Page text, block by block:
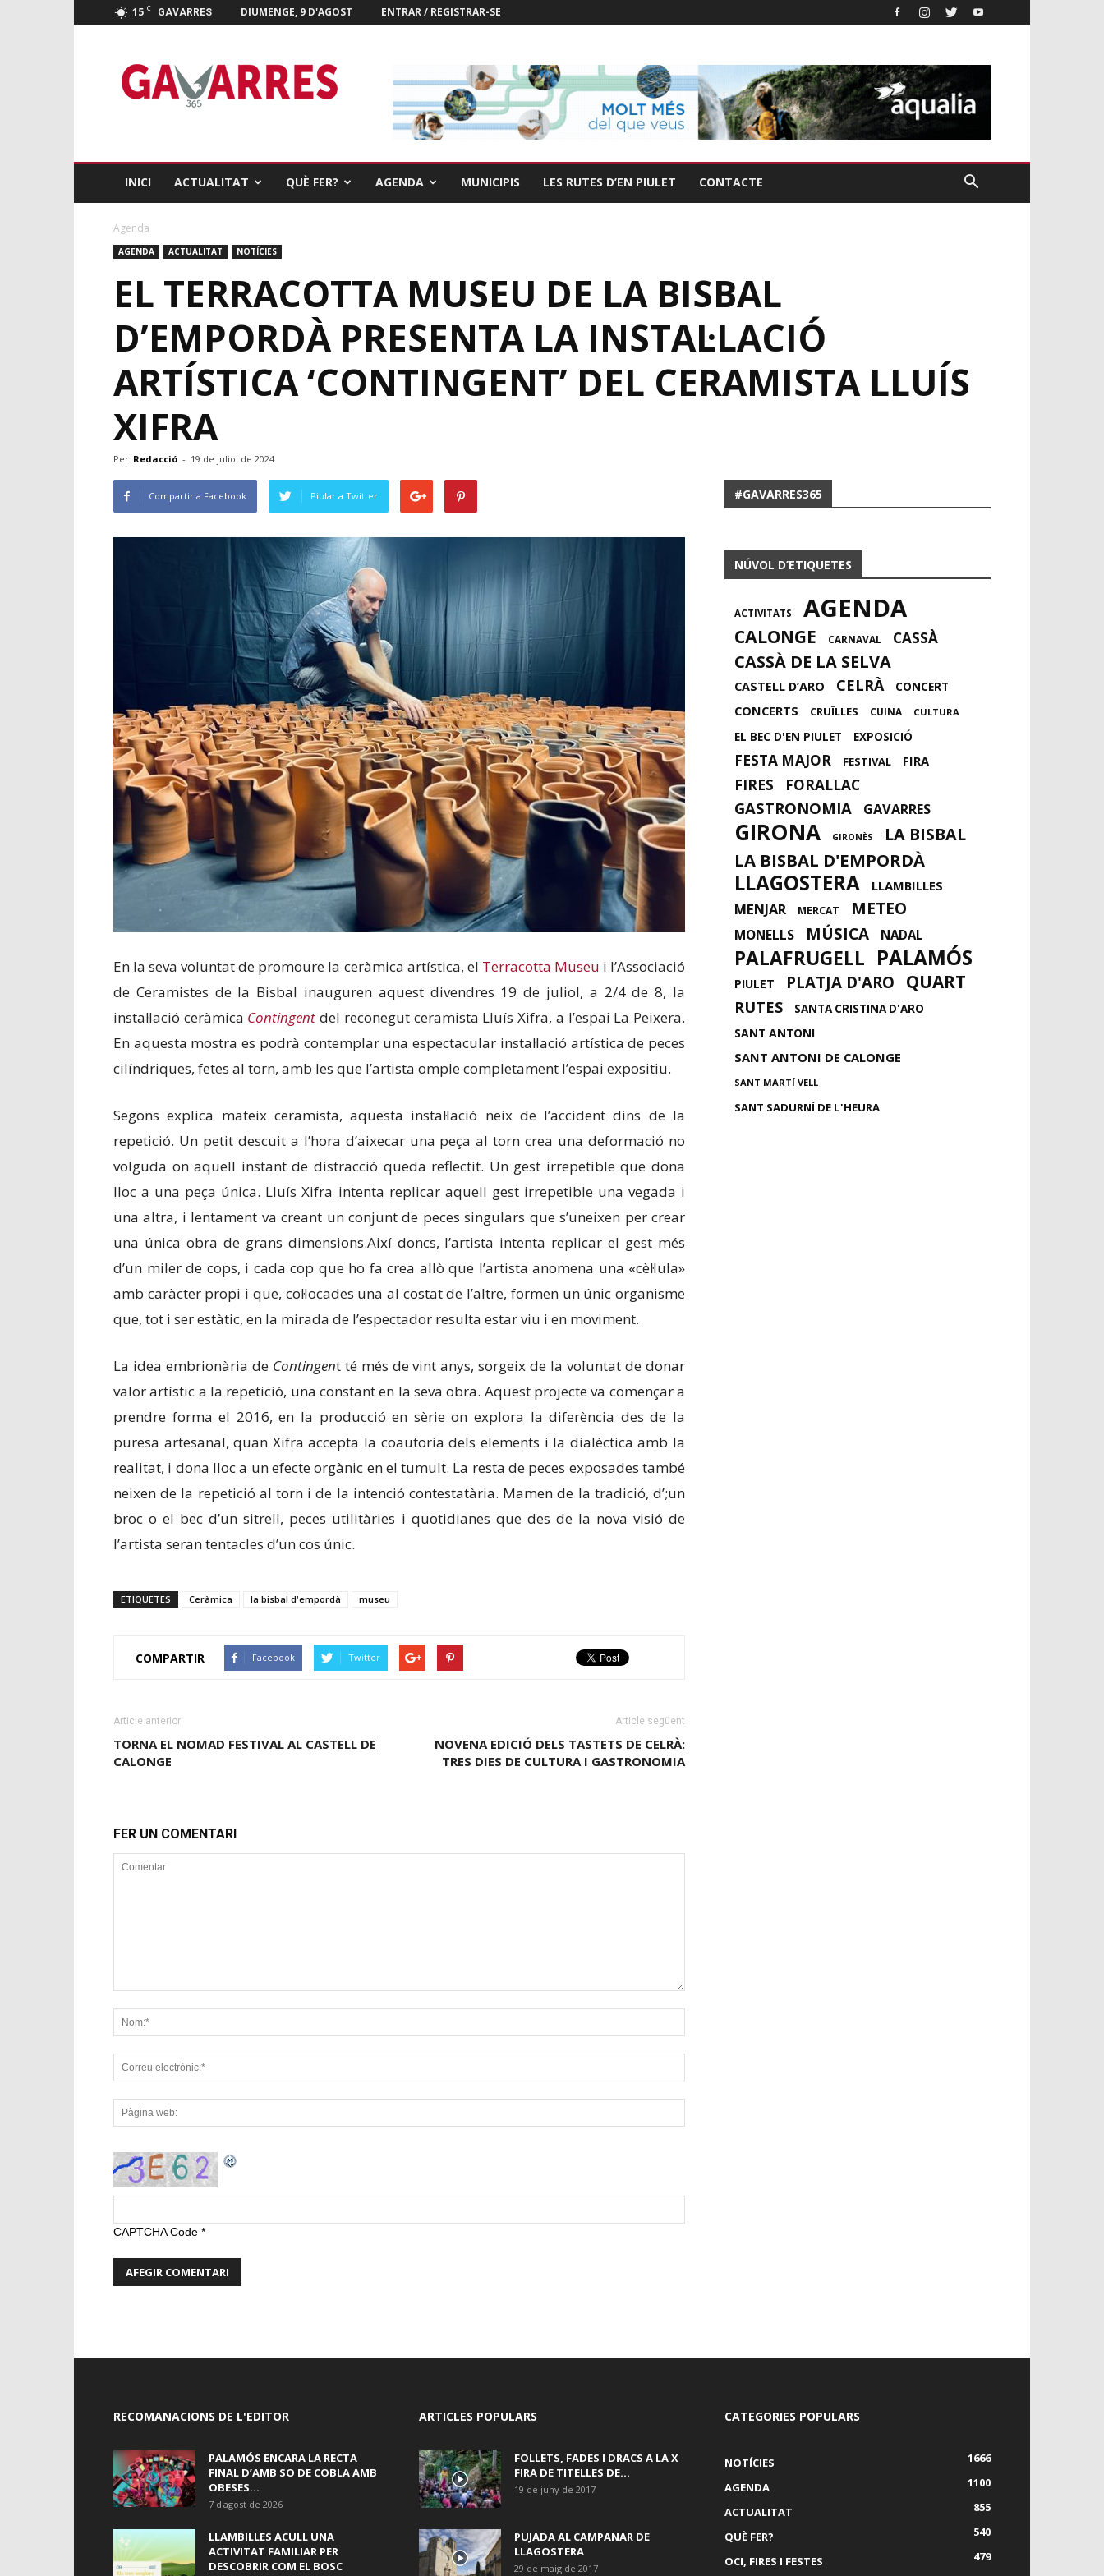
15 C GAVARRES DIUMENGE, 9 D'AGOST ENTRAR / REGISTRAR-SE
365
INICI ACTUALITAT QUÈ FER? AGENDA MUNICIPIS LES RUTES D’EN PIULET CONTACTE
Agenda
AGENDA ACTUALITAT NOTÍCIES
EL TERRACOTTA MUSEU DE LA BISBAL
D’EMPORDÀ PRESENTA LA INSTAL·LACIÓ
ARTÍSTICA ‘CONTINGENT’ DEL CERAMISTA LLUÍS
XIFRA
Per Redacció - 19 de juliol de 2024
Compartir a Facebook Piular a Twitter
En la seva voluntat de promoure la ceràmica artística, el Terracotta Museu i l’Associació
de Ceramistes de la Bisbal inauguren aquest divendres 19 de juliol, a 2/4 de 8, la
instal·lació ceràmica Contingentdel reconegut ceramista Lluís Xifra, a l’espai La Peixera.
En aquesta mostra es podrà contemplar una espectacular instal·lació artística de peces
cilíndriques, fetes al torn, amb les que l’artista omple completament l’espai expositiu.
Segons explica mateix ceramista, aquesta instal·lació neix de l’accident dins de la
repetició. Un petit descuit a l’hora d’aixecar una peça al torn crea una deformació no
volguda on aquell instant de distracció queda reflectit. Un gest irrepetible que dona
lloc a una peça única. Lluís Xifra intenta replicar aquell gest irrepetible una vegada i
una altra, i lentament va creant un conjunt de peces singulars que s’uneixen per crear
una única obra de grans dimensions.Així doncs, l’artista intenta replicar el gest més
d’un miler de cops, i cada cop que ho fa crea allò que l’artista anomena una «cèl·lula»
amb caràcter propi i que, col·locades una al costat de l’altre, formen un únic organisme
que, tot i ser estàtic, en la mirada de l’espectador resulta estar viu i en moviment.
La idea embrionària de Contingent té més de vint anys, sorgeix de la voluntat de donar
valor artístic a la repetició, una constant en la seva obra. Aquest projecte va començar a
prendre forma el 2016, en la producció en sèrie on explora la diferència des de la
puresa artesanal, quan Xifra accepta la coautoria dels elements i la dialèctica amb la
realitat, i dona lloc a un efecte orgànic en el tumult. La resta de peces exposades també
neixen de la repetició al torn i de la intenció contestatària. Mamen de la tradició, d’;un
broc o el bec d’un sitrell, peces utilitàries i quotidianes que des de la nova visió de
l’artista seran tentacles d’un cos únic.
ETIQUETES Ceràmica la bisbal d'empordà museu
COMPARTIR Facebook Twitter
Article anterior
TORNA EL NOMAD FESTIVAL AL CASTELL DE
CALONGE
Article següent
NOVENA EDICIÓ DELS TASTETS DE CELRÀ:
TRES DIES DE CULTURA I GASTRONOMIA
FER UN COMENTARI
CAPTCHA Code *
#GAVARRES365
NÚVOL D’ETIQUETES
ACTIVITATS AGENDA
CALONGE CARNAVAL CASSÀ
CASSÀ DE LA SELVA
CASTELL D’ARO CELRÀ CONCERT
CONCERTS CRUÏLLES CUINA CULTURA
EL BEC D'EN PIULET EXPOSICIÓ
FESTA MAJOR FESTIVAL FIRA
FIRES FORALLAC
GASTRONOMIA GAVARRES
GIRONA GIRONÈS LA BISBAL
LA BISBAL D'EMPORDÀ
LLAGOSTERA LLAMBILLES
MENJAR MERCAT METEO
MONELLS MÚSICA NADAL
PALAFRUGELL PALAMÓS
PIULET PLATJA D'ARO QUART
RUTES SANTA CRISTINA D'ARO
SANT ANTONI
SANT ANTONI DE CALONGE
SANT MARTÍ VELL
SANT SADURNÍ DE L'HEURA
RECOMANACIONS DE L'EDITOR
PALAMÓS ENCARA LA RECTA
FINAL D’AMB SO DE COBLA AMB
OBESES...
7 d'agost de 2026
LLAMBILLES ACULL UNA
ACTIVITAT FAMILIAR PER
DESCOBRIR COM EL BOSC
ARTICLES POPULARS
FOLLETS, FADES I DRACS A LA X
FIRA DE TITELLES DE...
19 de juny de 2017
PUJADA AL CAMPANAR DE
LLAGOSTERA
29 de maig de 2017
CATEGORIES POPULARS
NOTÍCIES
1666
AGENDA
1100
ACTUALITAT
855
QUÈ FER?
540
OCI, FIRES I FESTES
479